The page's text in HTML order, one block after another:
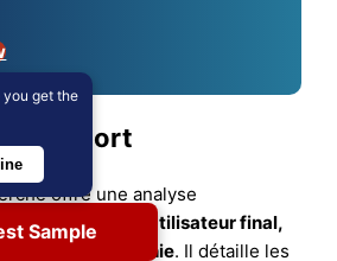
rapport
offre une analyse
surCRO, CDMO, Utilisateur final,
etGéographie. Il détaille les
Sample
you get the